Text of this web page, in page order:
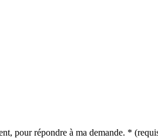
pour répondre à ma demande. *